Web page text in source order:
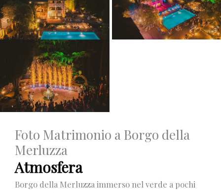
Foto Matrimonio a Borgo della
Merluzza
Atmosfera
Borgo della Merluzza immerso nel verde a pochi